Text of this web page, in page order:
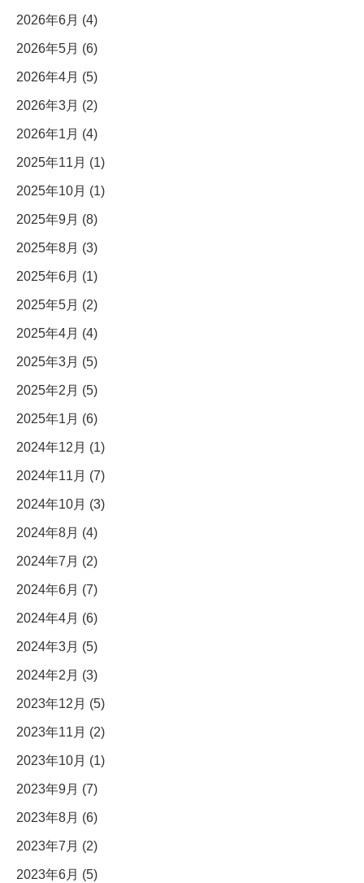
2026年6月 (4)
2026年5月 (6)
2026年4月 (5)
2026年3月 (2)
2026年1月 (4)
2025年11月 (1)
2025年10月 (1)
2025年9月 (8)
2025年8月 (3)
2025年6月 (1)
2025年5月 (2)
2025年4月 (4)
2025年3月 (5)
2025年2月 (5)
2025年1月 (6)
2024年12月 (1)
2024年11月 (7)
2024年10月 (3)
2024年8月 (4)
2024年7月 (2)
2024年6月 (7)
2024年4月 (6)
2024年3月 (5)
2024年2月 (3)
2023年12月 (5)
2023年11月 (2)
2023年10月 (1)
2023年9月 (7)
2023年8月 (6)
2023年7月 (2)
2023年6月 (5)